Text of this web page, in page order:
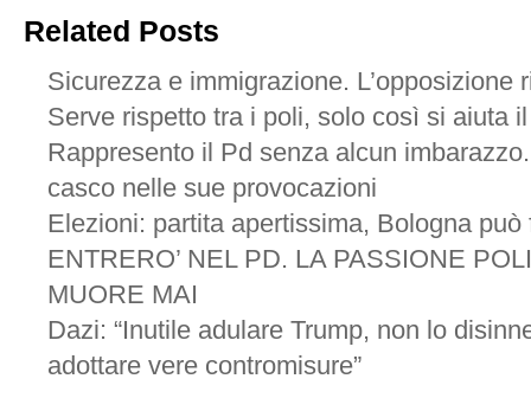
Related Posts
Sicurezza e immigrazione. L’opposizione
Serve rispetto tra i poli, solo così si aiuta
Rappresento il Pd senza alcun
casco nelle sue provocazioni
Elezioni: partita apertissima, Bologna può
ENTRERO’ NEL PD. LA PASSIONE
MUORE MAI
Dazi: “Inutile adulare Trump, non lo
adottare vere contromisure”